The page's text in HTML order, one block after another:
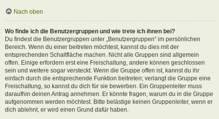
Nach oben
Wo finde ich die Benutzergruppen und wie trete ich ihnen bei?
Du findest die Benutzergruppen unter „Benutzergruppen“ im persönlichen
Bereich. Wenn du einer beitreten möchtest, kannst du dies mit der
entsprechenden Schaltfläche machen. Nicht alle Gruppen sind allgemein
offen. Einige erfordern erst eine Freischaltung, andere können geschlossen
sein und weitere sogar versteckt. Wenn die Gruppe offen ist, kannst du ihr
einfach durch die entsprechende Funktion beitreten; verlangt die Gruppe eine
Freischaltung, so kannst du dich für sie bewerben. Ein Gruppenleiter muss
daraufhin deinen Antrag annehmen. Er könnte fragen, warum du in die Gruppe
aufgenommen werden möchtest. Bitte belästige keinen Gruppenleiter, wenn er
dich ablehnt, er wird einen Grund dafür haben.